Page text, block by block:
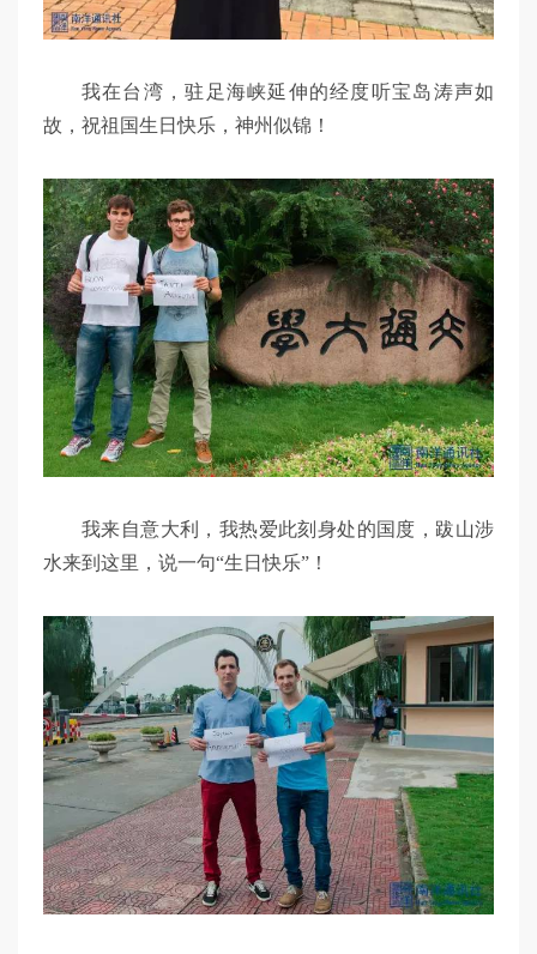
我在台湾，驻足海峡延伸的经度听宝岛涛声如
故，祝祖国生日快乐，神州似锦！
我来自意大利，我热爱此刻身处的国度，跋山涉
水来到这里，说一句“生日快乐”！